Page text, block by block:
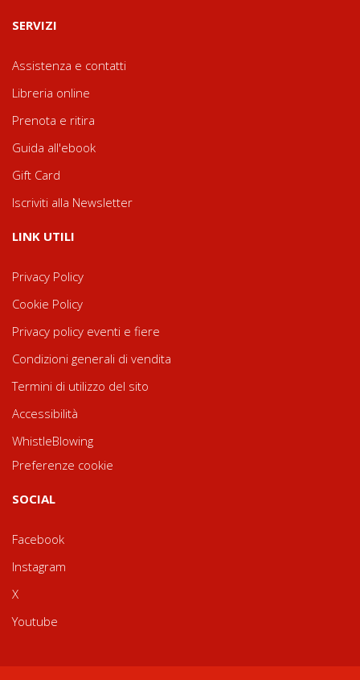
SERVIZI
Assistenza e contatti
Libreria online
Prenota e ritira
Guida all'ebook
Gift Card
Iscriviti alla Newsletter
LINK UTILI
Privacy Policy
Cookie Policy
Privacy policy eventi e fiere
Condizioni generali di vendita
Termini di utilizzo del sito
Accessibilità
WhistleBlowing
Preferenze cookie
SOCIAL
Facebook
Instagram
X
Youtube